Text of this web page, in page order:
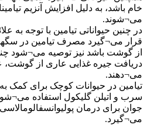
خام باشد، به دلیل افزایش آنزیم
می¬شوند.
در چنین حیواناتی تیامین با توجه به
قرار می¬گیرد مصرف تیامین در
از گوشت باشد نیز توصیه می¬شود
دریافت جیره غذایی عاری از گوشت،
می¬دهند.
تیامین در حیوانات کوچک برای کمک
سرب و اتیلن گلیکول استفاده
جوان برای درمان
می¬گیرد.